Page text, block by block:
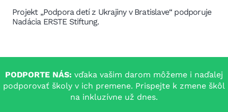
Podpora a začlenenie tínedžerov z Ukrajiny v Bratislave
„Tento projekt finančne podporil Bratislavský
samosprávny kraj“
PODPORTE NÁS: vďaka vašim darom môžeme i naďalej
podporovať školy v ich premene. Prispejte k zmene škôl
na inkluzívne už dnes.